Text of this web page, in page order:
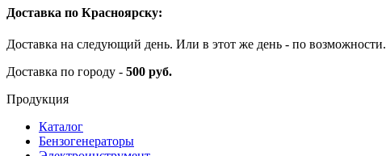
Доставка по Красноярску:
Доставка на следующий день. Или в этот же день - по возможности.
Доставка по городу - 500 руб.
Продукция
Каталог
Бензогенераторы